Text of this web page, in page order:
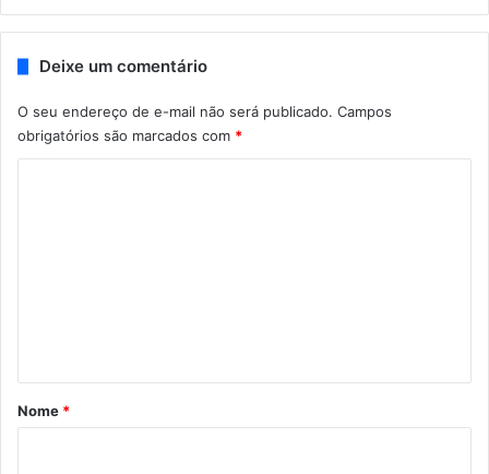
Deixe um comentário
O seu endereço de e-mail não será publicado. Campos
obrigatórios são marcados com *
r
Nome *